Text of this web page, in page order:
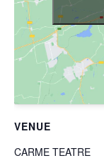
VENUE
CARME TEATRE